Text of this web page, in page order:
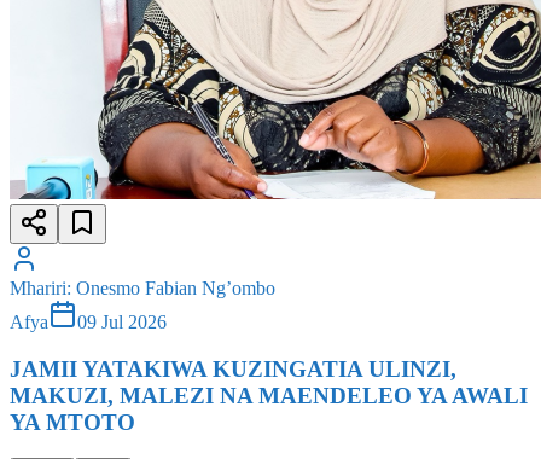
Mhariri
Onesmo Fabian Ng’ombo
Afya
09 Jul 2026
JAMII YATAKIWA KUZINGATIA ULINZI,
MAKUZI, MALEZI NA MAENDELEO YA AWALI
YA MTOTO